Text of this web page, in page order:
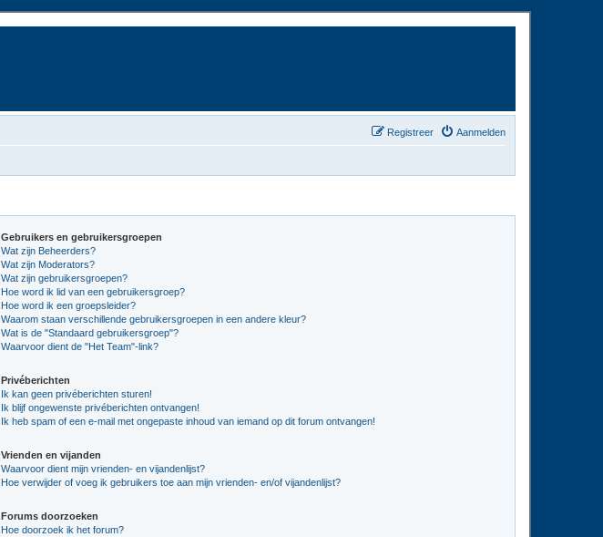
Aanmelden
Registreer
Gebruikers en gebruikersgroepen
Wat zijn Beheerders?
Wat zijn Moderators?
Wat zijn gebruikersgroepen?
Hoe word ik lid van een gebruikersgroep?
Hoe word ik een groepsleider?
Waarom staan verschillende gebruikersgroepen in een andere kleur?
Wat is de "Standaard gebruikersgroep"?
Waarvoor dient de "Het Team"-link?
Privéberichten
Ik kan geen privéberichten sturen!
Ik blijf ongewenste privéberichten ontvangen!
Ik heb spam of een e-mail met ongepaste inhoud van iemand op dit forum ontvangen!
Vrienden en vijanden
Waarvoor dient mijn vrienden- en vijandenlijst?
Hoe verwijder of voeg ik gebruikers toe aan mijn vrienden- en/of vijandenlijst?
Forums doorzoeken
Hoe doorzoek ik het forum?